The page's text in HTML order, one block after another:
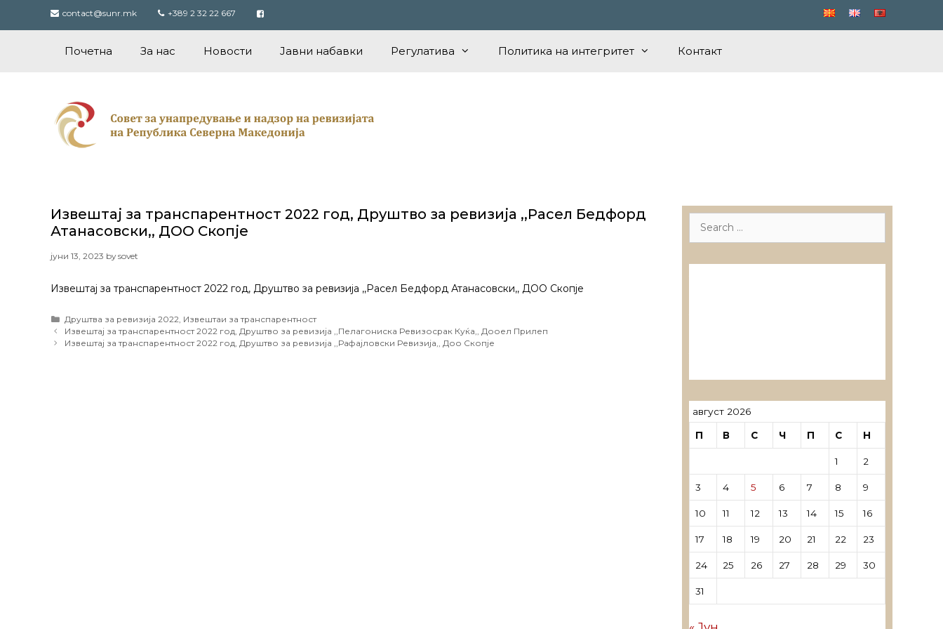
contact@sunr.mk +389 2 32 22 667
Почетна За нас Новости Јавни набавки Регулатива Политика на интегритет Контакт
Извештај за транспарентност 2022 год, Друштво за ревизија ,,Расел Бедфорд
Атанасовски,, ДОО Скопје
јуни 13, 2023 bysovet
Извештај за транспарентност 2022 год, Друштво за ревизија ,,Расел Бедфорд Атанасовски,, ДОО Скопје
Categories
Друштва за ревизија 2022 Извештаи за транспарентност
Post
navigation
Извештај за транспарентност 2022 год, Друштво за ревизија ,,Пелагониска Ревизосрак Куќа,, Дооел Прилеп
Извештај за транспарентност 2022 год, Друштво за ревизија ,,Рафајловски Ревизија,, Доо Скопје
Search
август 2026
П В С Ч П С Н
1 2
3 4 5 6 7 8 9
10 11 12 13 14 15 16
17 18 19 20 21 22 23
24 25 26 27 28 29 30
31